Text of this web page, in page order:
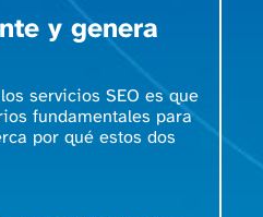
y genera
servicios SEO es que
fundamentales para
por qué estos dos